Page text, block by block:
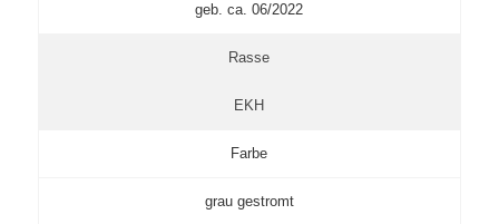
geb. ca. 06/2022
Rasse
EKH
Farbe
grau gestromt